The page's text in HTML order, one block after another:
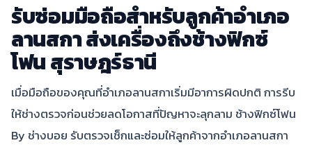
รับซ่อมมือถือสำหรับลูกค้าอำเภอ
ลานสกา ส่งเครื่องถึงช้างฟิกซ์
โฟน สุราษฎร์ธานี
เมื่อมือถือของคุณที่อำเภอลานสกาเริ่มมีอาการผิดปกติ การรีบ
ให้ช่างตรวจก่อนช่วยลดโอกาสที่ปัญหาจะลุกลาม ช้างฟิกซ์โฟน
By ช่างบอย รับตรวจเช็กและซ่อมให้ลูกค้าจากอำเภอลานสกา